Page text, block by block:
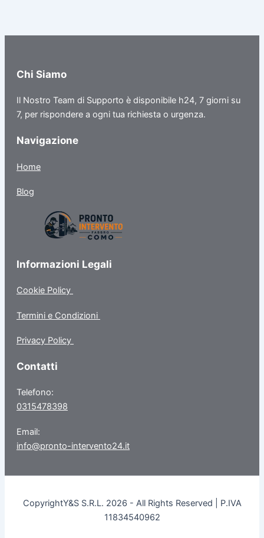
Chi Siamo
Il Nostro Team di Supporto è disponibile h24, 7 giorni su
7, per rispondere a ogni tua richiesta o urgenza.
Navigazione
Home
Blog
Informazioni Legali
Cookie Policy
Termini e Condizioni
Privacy Policy
Contatti
Telefono:
0315478398
Email:
info@pronto-intervento24.it
CopyrightY&S S.R.L. 2026 - All Rights Reserved | P.IVA
11834540962